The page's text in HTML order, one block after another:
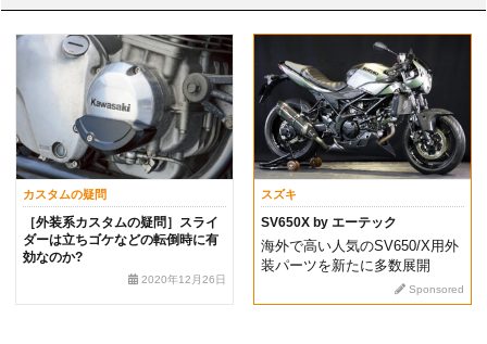
カスタムの疑問
［外装系カスタムの疑問］スライ
ダーは立ちゴケなどの転倒時に有
効なのか?
2020年12月26日
スズキ
SV650X by エーテック
海外で高い人気のSV650/X用外
装パーツを新たに多数展開
Sponsored